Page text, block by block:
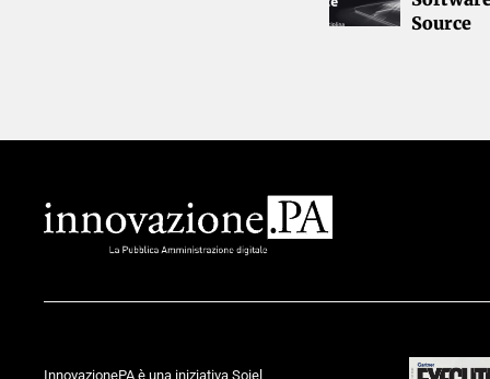
Source
InnovazionePA è una iniziativa Soiel